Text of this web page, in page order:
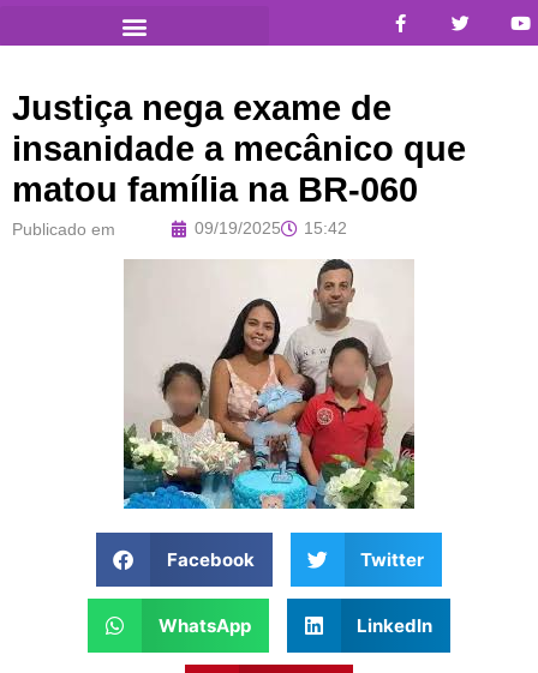
Justiça nega exame de
insanidade a mecânico que
matou família na BR-060
Publicado em 09/19/2025 15:42
Facebook Twitter
WhatsApp LinkedIn